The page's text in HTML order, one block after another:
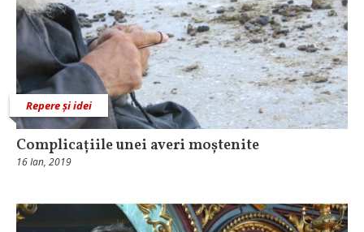
Repere și idei
Complicațiile unei averi moștenite
16 Ian, 2019